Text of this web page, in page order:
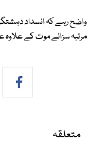
مرتبہ سزائے موت کے علاوہ
متعلقہ